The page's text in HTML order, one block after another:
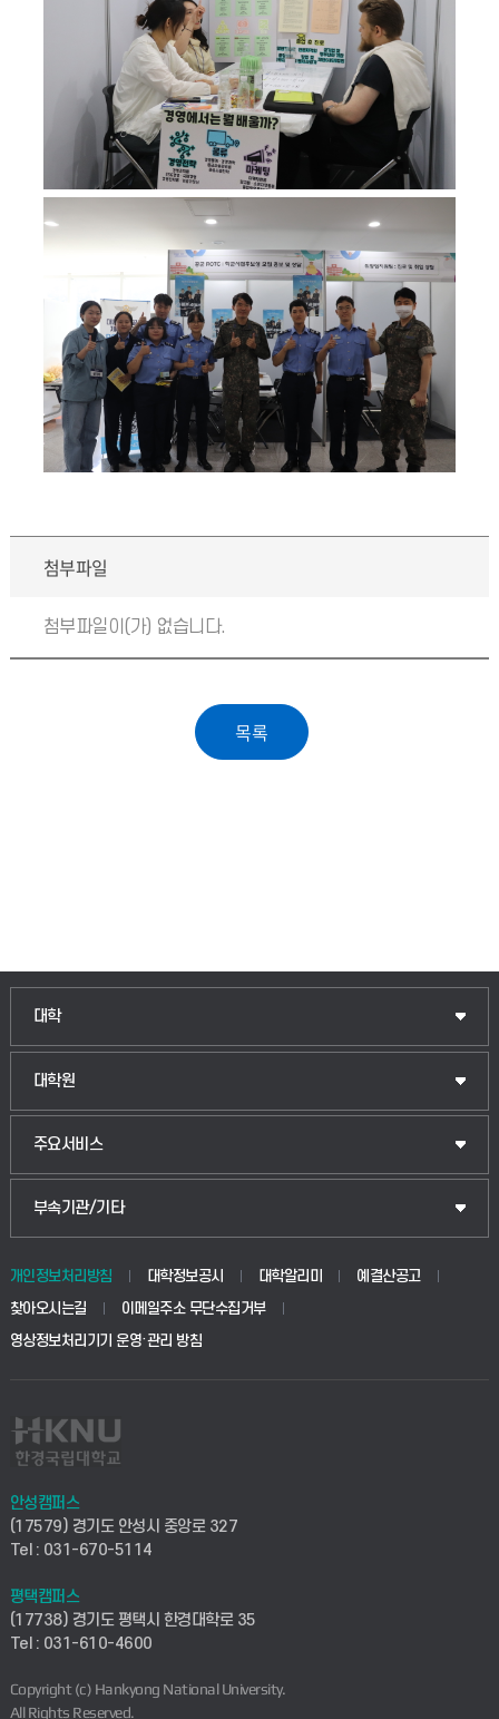
첨부파일
첨부파일이(가) 없습니다.
대학
인문융합공공인재학부
법경영학부
웰니스산업융합학부
생명공학부
사회안전시스템공학부
컴퓨터응용수학부
ICT로봇기계공학부
전자전기공학부
디자인건축융합학부
대학원
일반대학원
산업대학원
공공정책대학원
교육대학원
주요서비스
입학안내
웹메일
학사시스템(전문학사 및 전공심화)
사이버캠퍼스(전문학사 및 전공심화)
시설바로처리서비스
연구실안전관리시스템
산학연구관리시스템
부속기관/기타
중앙도서관
학생생활관(안성)
산학협력단
취업지원센터
창업지원센터
현장실습지원센터
개인정보처리방침 대학정보공시 대학알리미
예결산공고
찾아오시는길
이메일주소 무단수집거부
영상정보처리기기 운영·관리 방침
안성캠퍼스
(17579) 경기도 안성시 중앙로 327
Tel : 031-670-5114
평택캠퍼스
(17738) 경기도 평택시 한경대학로 35
Tel : 031-610-4600
Copyright (c) Hankyong National University.
All Rights Reserved.